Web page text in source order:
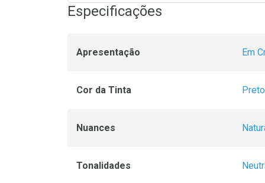
Especificações
Apresentação Em
Cor da Tinta Preto
Nuances
Tonalidades